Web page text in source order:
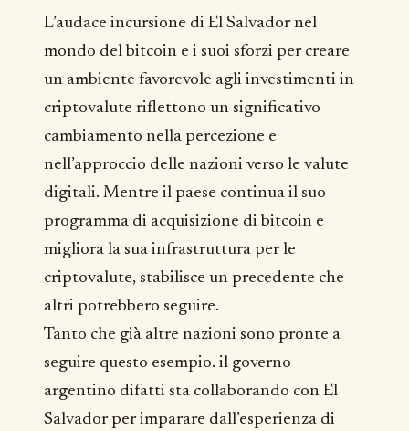
L’audace incursione di El Salvador nel
mondo del bitcoin e i suoi sforzi per creare
un ambiente favorevole agli investimenti in
criptovalute riflettono un significativo
cambiamento nella percezione e
nell’approccio delle nazioni verso le valute
digitali. Mentre il paese continua il suo
programma di acquisizione di bitcoin e
migliora la sua infrastruttura per le
criptovalute, stabilisce un precedente che
altri potrebbero seguire.
Tanto che già altre nazioni sono pronte a
seguire questo esempio. il governo
argentino difatti sta collaborando con El
Salvador per imparare dall’esperienza di